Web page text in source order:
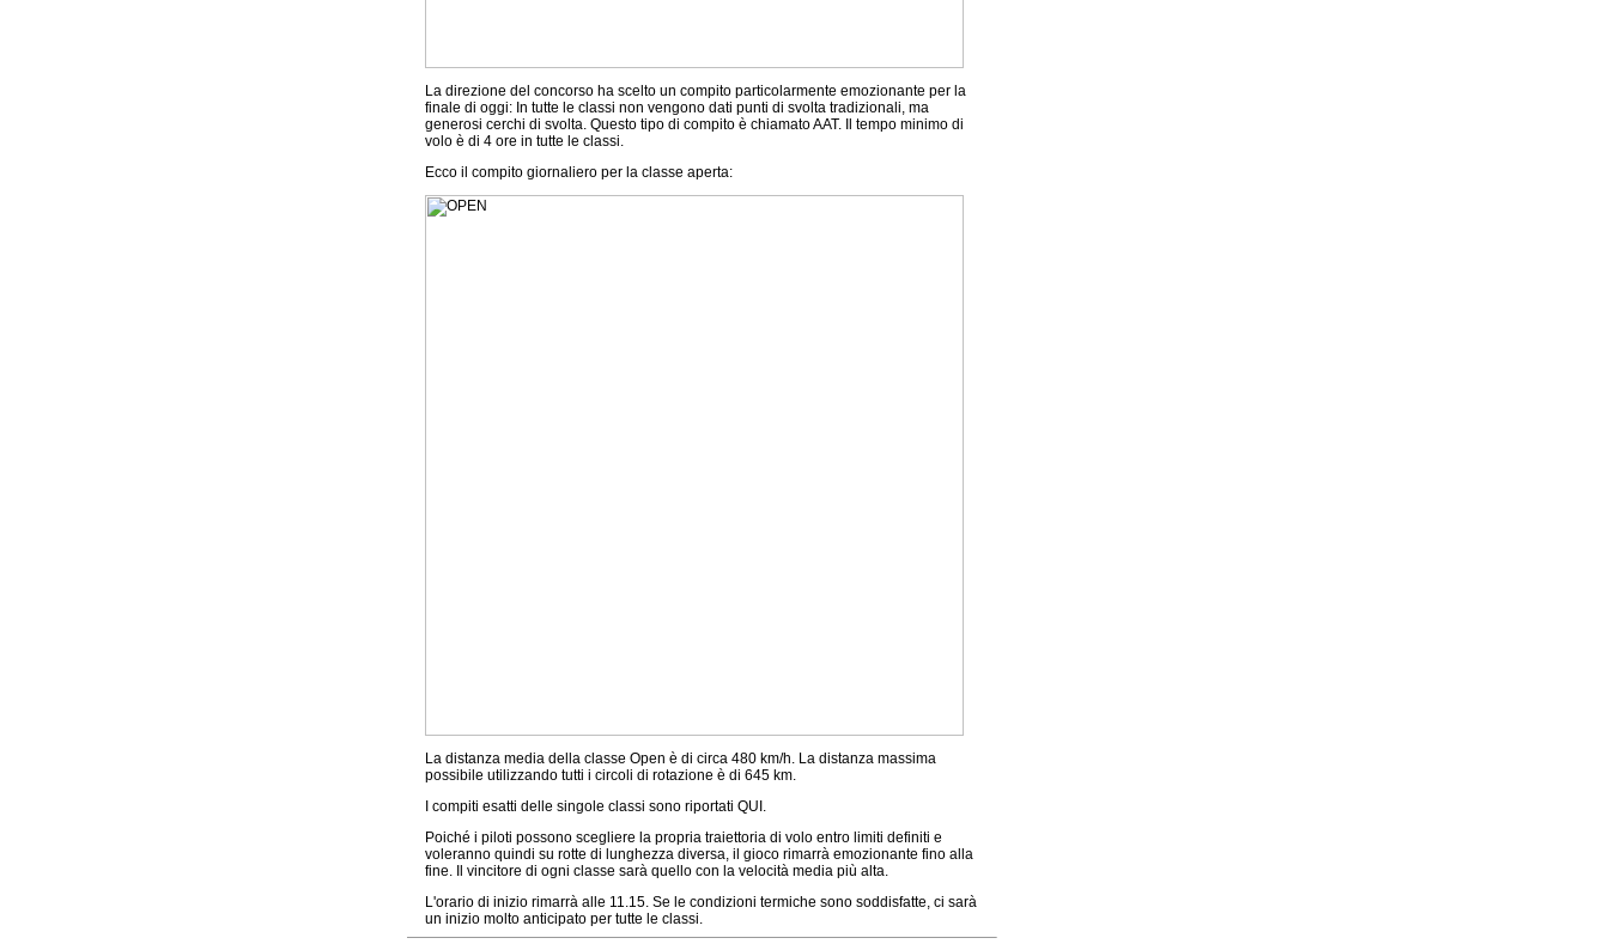
La direzione del concorso ha scelto un compito particolarmente emozionante per la
finale di oggi: In tutte le classi non vengono dati punti di svolta tradizionali, ma
generosi cerchi di svolta. Questo tipo di compito è chiamato AAT. Il tempo minimo di
volo è di 4 ore in tutte le classi.
Ecco il compito giornaliero per la classe aperta:
La distanza media della classe Open è di circa 480 km/h. La distanza massima
possibile utilizzando tutti i circoli di rotazione è di 645 km.
I compiti esatti delle singole classi sono riportati QUI.
Poiché i piloti possono scegliere la propria traiettoria di volo entro limiti definiti e
voleranno quindi su rotte di lunghezza diversa, il gioco rimarrà emozionante fino alla
fine. Il vincitore di ogni classe sarà quello con la velocità media più alta.
L'orario di inizio rimarrà alle 11.15. Se le condizioni termiche sono soddisfatte, ci sarà
un inizio molto anticipato per tutte le classi.